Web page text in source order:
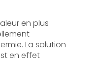
en plus
La solution
en effet